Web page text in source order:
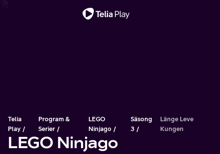
Telia
Play
Program &
Serier
LEGO
Ninjago
Säsong
3
Länge Leve
Kungen
LEGO Ninjago